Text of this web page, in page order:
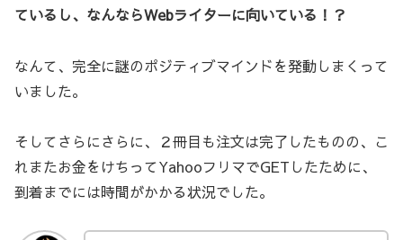
ているし、なんならWebライターに向いている！？
なんて、完全に謎のポジティブマインドを発動しまくって
いました。
そしてさらにさらに、２冊目も注文は完了したものの、こ
れまたお金をけちってYahooフリマでGETしたために、
到着までには時間がかかる状況でした。